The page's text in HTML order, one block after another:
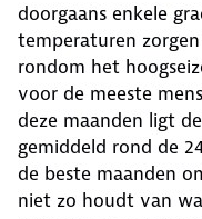
doorgaans enkele
temperaturen
rondom het
voor de meeste
deze maanden ligt
gemiddeld rond de
de beste maanden
niet zo houdt van